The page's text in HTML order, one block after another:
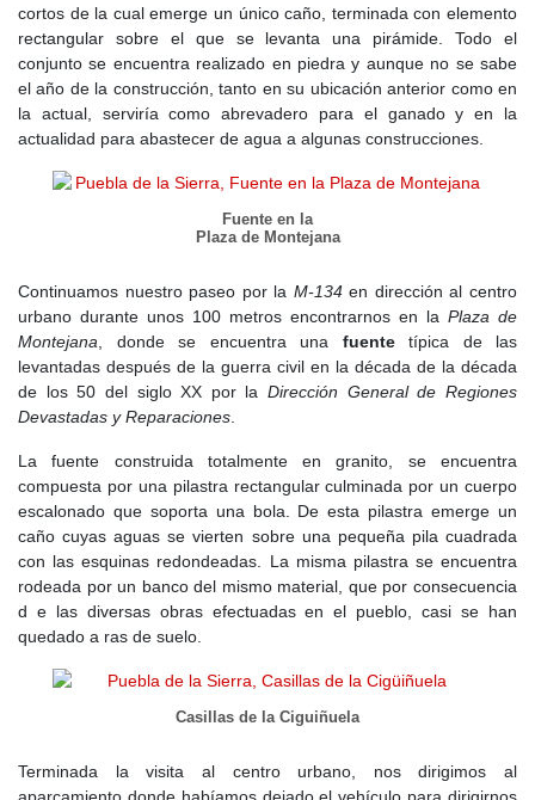
cortos de la cual emerge un único caño, terminada con elemento
rectangular sobre el que se levanta una pirámide. Todo el
conjunto se encuentra realizado en piedra y aunque no se sabe
el año de la construcción, tanto en su ubicación anterior como en
la actual, serviría como abrevadero para el ganado y en la
actualidad para abastecer de agua a algunas construcciones.
Fuente en la
Plaza de Montejana
Continuamos nuestro paseo por la M-134en dirección al centro
urbano durante unos 100 metros encontrarnos en la Plaza de
Montejana, donde se encuentra una fuentetípica de las
levantadas después de la guerra civil en la década de la década
de los 50 del siglo XX por laDirección General de Regiones
Devastadas y Reparaciones.
La fuente construida totalmente en granito, se encuentra
compuesta por una pilastra rectangular culminada por un cuerpo
escalonado que soporta una bola. De esta pilastra emerge un
caño cuyas aguas se vierten sobre una pequeña pila cuadrada
con las esquinas redondeadas. La misma pilastra se encuentra
rodeada por un banco del mismo material, que por consecuencia
d e las diversas obras efectuadas en el pueblo, casi se han
quedado a ras de suelo.
Casillas de la Ciguiñuela
Terminada la visita al centro urbano, nos dirigimos al